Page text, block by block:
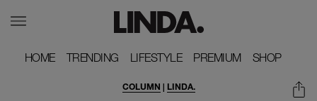
HOME
HOME TRENDING
TRENDING LIFESTYLE
LIFESTYLE PREMIUM
PREMIUM SHOP
SHOP
COLUMN | LINDA.